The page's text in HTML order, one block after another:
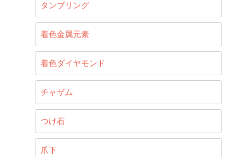
タンブリング
着色金属元素
着色ダイヤモンド
チャザム
つけ石
爪下